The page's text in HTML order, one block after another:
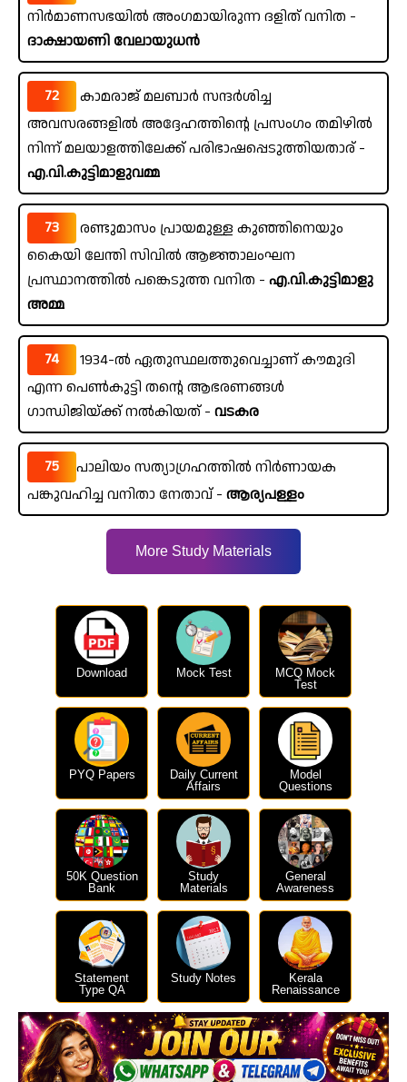
നിർമാണസഭയിൽ അംഗമായിരുന്ന ദളിത് വനിത -
ദാക്ഷായണി വേലായുധൻ
72
കാമരാജ് മലബാർ സന്ദർശിച്ച
അവസരങ്ങളിൽ അദ്ദേഹത്തിന്റെ പ്രസംഗം തമിഴിൽ
നിന്ന് മലയാളത്തിലേക്ക് പരിഭാഷപ്പെടുത്തിയതാര് -
എ.വി.കുട്ടിമാളുവമ്മ
73
രണ്ടുമാസം പ്രായമുള്ള കുഞ്ഞിനെയും
കൈയി ലേന്തി സിവിൽ ആജ്ഞാലംഘന
പ്രസ്ഥാനത്തിൽ പങ്കെടുത്ത വനിത - എ.വി.കുട്ടിമാളു
അമ്മ
74
1934-ൽ ഏതുസ്ഥലത്തുവെച്ചാണ് കൗമുദി
എന്ന പെൺകുട്ടി തന്റെ ആഭരണങ്ങൾ
ഗാന്ധിജിയ്ക്ക് നൽകിയത് - വടകര
75
പാലിയം സത്യാഗ്രഹത്തിൽ നിർണായക
പങ്കുവഹിച്ച വനിതാ നേതാവ് - ആര്യപള്ളം
More Study Materials
Download Mock Test
MCQ Mock
Test
PYQ Papers
Daily Current
Affairs
Model
Questions
50K Question
Bank
Study
Materials
General
Awareness
Statement
Type QA
Study Notes
Kerala
Renaissance